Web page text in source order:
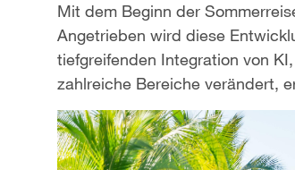
Mit dem Beginn der
Angetrieben wird diese
tiefgreifenden Integration von
zahlreiche Bereiche verändert,